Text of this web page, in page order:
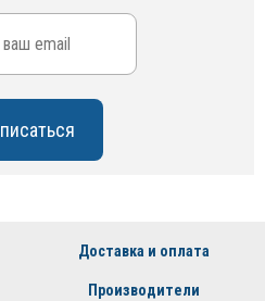
Доставка и оплата
Производители